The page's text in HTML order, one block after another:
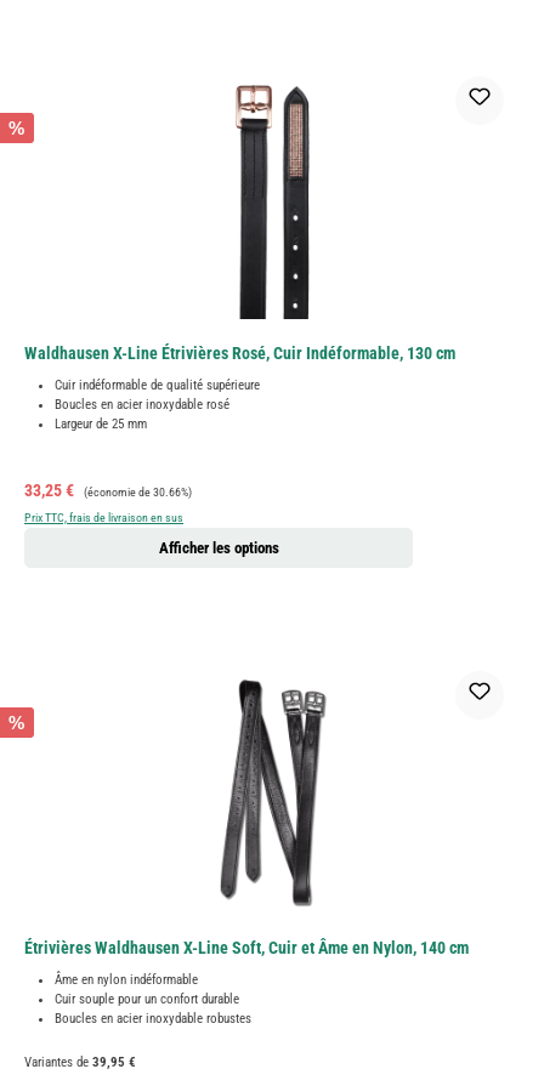
%
Waldhausen X-Line Étrivières Rosé, Cuir Indéformable, 130 cm
Cuir indéformable de qualité supérieure
Boucles en acier inoxydable rosé
Largeur de 25 mm
Prix de vente :
33,25 € Prix régulier :
(économie de 30.66%)
Prix TTC, frais de livraison en sus
Afficher les options
%
Étrivières Waldhausen X-Line Soft, Cuir et Âme en Nylon, 140 cm
Âme en nylon indéformable
Cuir souple pour un confort durable
Boucles en acier inoxydable robustes
Variantes de 39,95 €